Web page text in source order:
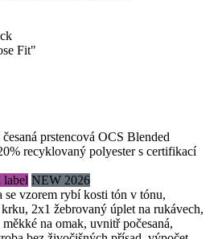
Fit"
prstencová OCS Blended
recyklovaný polyester s certifikací
label NEW 2026
vzorem rybí kosti tón v tónu,
2x1 žebrovaný úplet na rukávech,
na omak, uvnitř počesaná,